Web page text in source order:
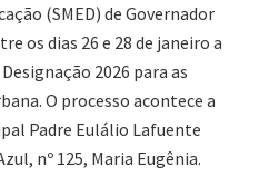
(SMED) de Governador
os dias 26 e 28 de janeiro a
2026 para as
O processo acontece a
Padre Eulálio Lafuente
nº 125, Maria Eugênia.